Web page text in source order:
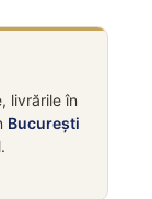
livrările în
București